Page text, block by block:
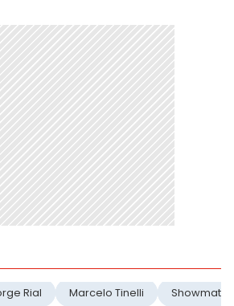
Rial Marcelo Tinelli Showmatch